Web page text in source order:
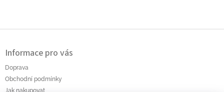
Informace pro vás
Doprava
Obchodní podmínky